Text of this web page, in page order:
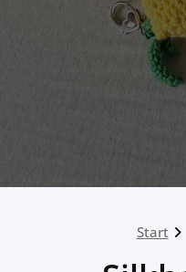
Start